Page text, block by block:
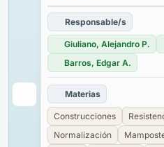
Responsable/s
Giuliano, Alejandro P.
Barros, Edgar A.
Materias
Construcciones
Normalización